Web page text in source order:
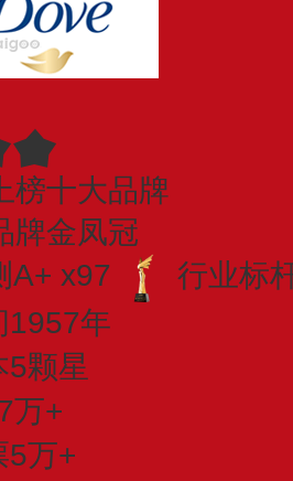
榜十大品牌
牌金凤冠
A+ x97
行业标
1957年
5颗星
万+
5万+